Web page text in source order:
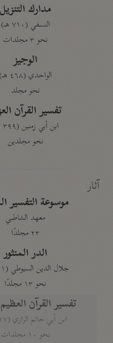
مدارك التنزيل
النسفي (٧١٠ هـ)
نحو ٣ مجلدات
الوجيز
الواحدي (٤٦٨ هـ)
نحو مجلد
تفسير القرآن
ابن أبي زمنين (٣٩٩ هـ)
نحو مجلدين
آثار
موسوعة التفسير
معهد الشاطبي
٢٣ مجلدًا
الدر المنثور
جلال الدين السيوطي (٩١١ هـ)
نحو ١٣ مجلدًا
تفسير القرآن
ابن أبي حاتم الرازي (٣٢٧ هـ)
نحو ١٠ مجلدات